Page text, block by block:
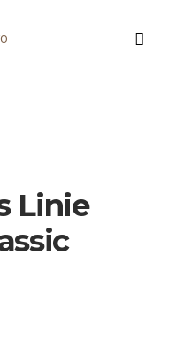
Linie